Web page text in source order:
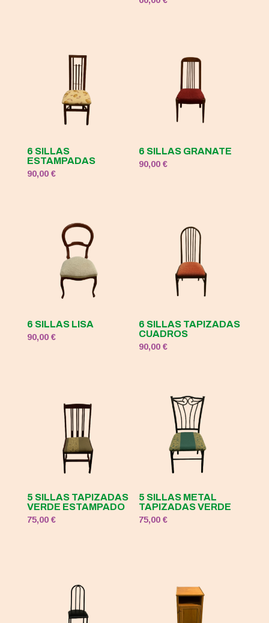
6 SILLAS
ESTAMPADAS
90,00 €
6 SILLAS GRANATE
90,00€
6 SILLAS LISA
90,00 €
6 SILLAS TAPIZADAS
CUADROS
90,00€
5 SILLAS TAPIZADAS
VERDE ESTAMPADO
75,00 €
5 SILLAS METAL
TAPIZADAS VERDE
75,00€